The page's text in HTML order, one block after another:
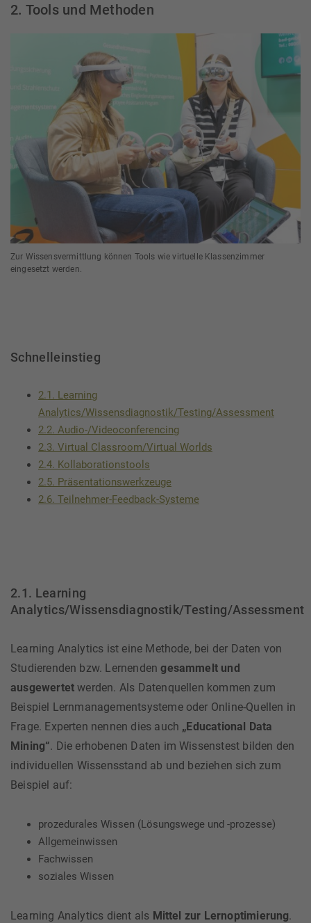
2. Tools und Methoden
Zur Wissensvermittlung können Tools wie virtuelle Klassenzimmer
eingesetzt werden.
Schnelleinstieg
2.1. Learning
Analytics/Wissensdiagnostik/Testing/Assessment
2.2. Audio-/Videoconferencing
2.3. Virtual Classroom/Virtual Worlds
2.4. Kollaborationstools
2.5. Präsentationswerkzeuge
2.6. Teilnehmer-Feedback-Systeme
2.1. Learning
Analytics/Wissensdiagnostik/Testing/Assessment
Learning Analytics ist eine Methode, bei der Daten von
Studierenden bzw. Lernendengesammelt und
ausgewertetwerden. Als Datenquellen kommen zum
Beispiel Lernmanagementsysteme oder Online-Quellen in
Frage. Experten nennen dies auch „Educational Data
Mining“. Die erhobenen Daten im Wissenstest bilden den
individuellen Wissensstand ab und beziehen sich zum
Beispiel auf:
prozedurales Wissen (Lösungswege und -prozesse)
Allgemeinwissen
Fachwissen
soziales Wissen
Learning Analytics dient als Mittel zur Lernoptimierung.